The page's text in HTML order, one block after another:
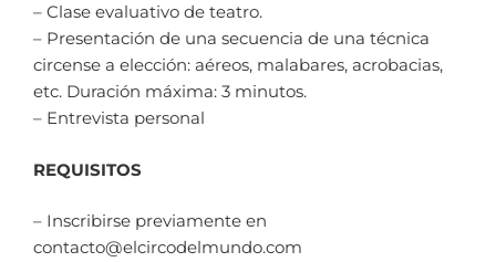
– Clase evaluativo de teatro.
– Presentación de una secuencia de una técnica
circense a elección: aéreos, malabares, acrobacias,
etc. Duración máxima: 3 minutos.
– Entrevista personal
REQUISITOS
– Inscribirse previamente en
contacto@elcircodelmundo.com